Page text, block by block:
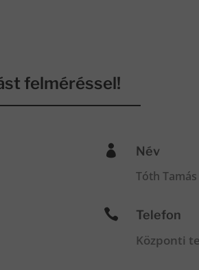
felméréssel!
 Név
Tóth
 Telefon
Központi